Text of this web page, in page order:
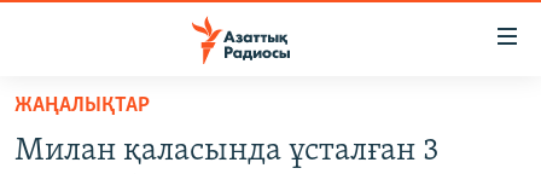
Skip
main
ЖАҢАЛЫҚТАР
Милан қаласында ұсталған 3